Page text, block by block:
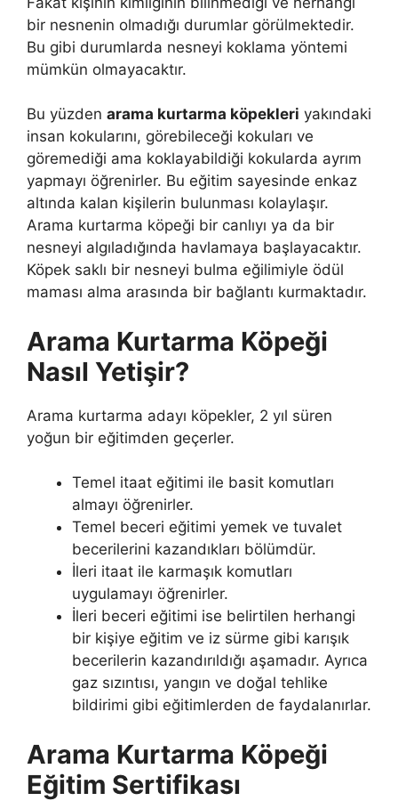
bir nesnenin olmadığı durumlar görülmektedir.
Bu gibi durumlarda nesneyi koklama yöntemi
mümkün olmayacaktır.
Bu yüzden arama kurtarma köpekleri yakındaki
insan kokularını, görebileceği kokuları ve
göremediği ama koklayabildiği kokularda ayrım
yapmayı öğrenirler. Bu eğitim sayesinde enkaz
altında kalan kişilerin bulunması kolaylaşır.
Arama kurtarma köpeği bir canlıyı ya da bir
nesneyi algıladığında havlamaya başlayacaktır.
Köpek saklı bir nesneyi bulma eğilimiyle ödül
maması alma arasında bir bağlantı kurmaktadır.
Arama Kurtarma Köpeği
Nasıl Yetişir?
Arama kurtarma adayı köpekler, 2 yıl süren
yoğun bir eğitimden geçerler.
Temel itaat eğitimi ile basit komutları
almayı öğrenirler.
Temel beceri eğitimi yemek ve tuvalet
becerilerini kazandıkları bölümdür.
İleri itaat ile karmaşık komutları
uygulamayı öğrenirler.
İleri beceri eğitimi ise belirtilen herhangi
bir kişiye eğitim ve iz sürme gibi karışık
becerilerin kazandırıldığı aşamadır. Ayrıca
gaz sızıntısı, yangın ve doğal tehlike
bildirimi gibi eğitimlerden de faydalanırlar.
Arama Kurtarma Köpeği
Eğitim Sertifikası